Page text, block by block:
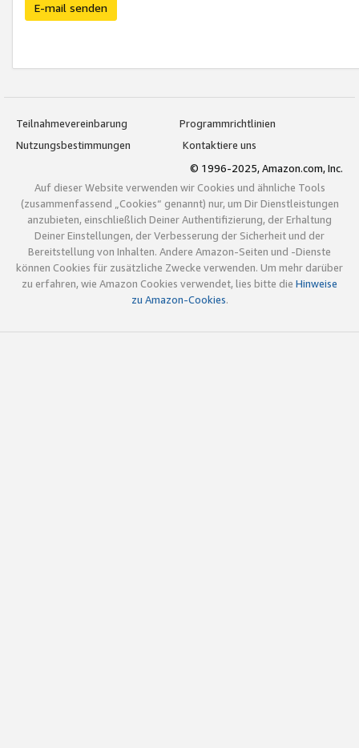
E-mail senden
Teilnahmevereinbarung
Programmrichtlinien
Nutzungsbestimmungen
Kontaktiere uns
© 1996-2025, Amazon.com, Inc.
Auf dieser Website verwenden wir Cookies und ähnliche Tools
(zusammenfassend „Cookies“ genannt) nur, um Dir Dienstleistungen
anzubieten, einschließlich Deiner Authentifizierung, der Erhaltung
Deiner Einstellungen, der Verbesserung der Sicherheit und der
Bereitstellung von Inhalten. Andere Amazon-Seiten und -Dienste
können Cookies für zusätzliche Zwecke verwenden. Um mehr darüber
zu erfahren, wie Amazon Cookies verwendet, lies bitte die Hinweise
zu Amazon-Cookies.